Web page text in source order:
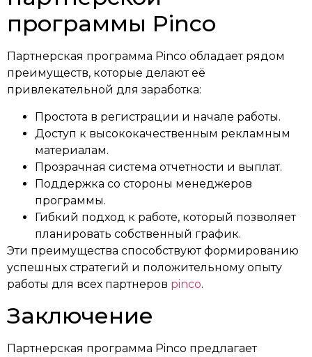
программы Pinco
Партнерская программа Pinco обладает рядом
преимуществ, которые делают её
привлекательной для заработка:
Простота в регистрации и начале работы.
Доступ к высококачественным рекламным
материалам.
Прозрачная система отчетности и выплат.
Поддержка со стороны менеджеров
программы.
Гибкий подход к работе, который позволяет
планировать собственный график.
Эти преимущества способствуют формированию
успешных стратегий и положительному опыту
работы для всех партнеров pinco.
Заключение
Партнерская программа Pinco предлагает